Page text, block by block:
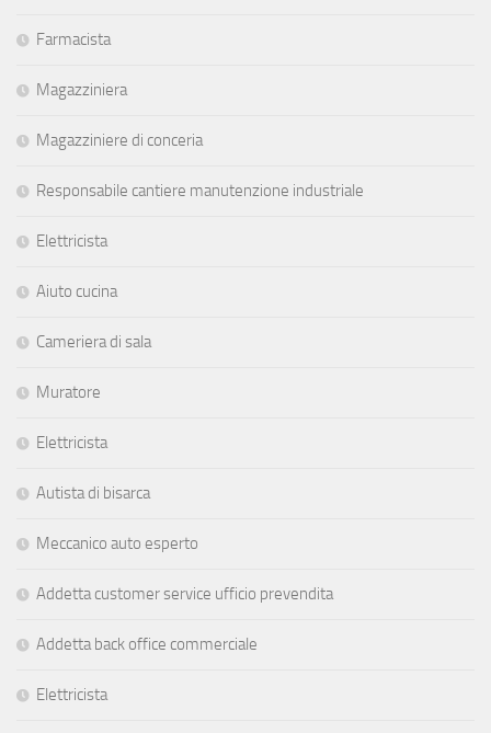
Farmacista
Magazziniera
Magazziniere di conceria
Responsabile cantiere manutenzione industriale
Elettricista
Aiuto cucina
Cameriera di sala
Muratore
Elettricista
Autista di bisarca
Meccanico auto esperto
Addetta customer service ufficio prevendita
Addetta back office commerciale
Elettricista